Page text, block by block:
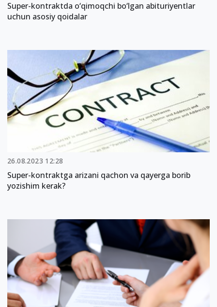
Super-kontraktda o‘qimoqchi bo‘lgan abituriyentlar
uchun asosiy qoidalar
26.08.2023 12:28
Super-kontraktga arizani qachon va qayerga borib
yozishim kerak?